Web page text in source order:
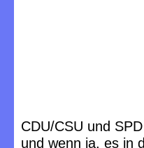
CDU/CSU und
und wenn ja, es in